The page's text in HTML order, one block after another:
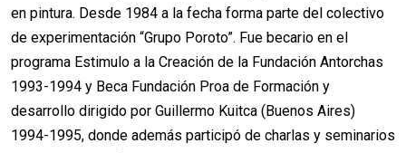
en pintura. Desde 1984 a la fecha forma parte del colectivo
de experimentación “Grupo Poroto”. Fue becario en el
programa Estimulo a la Creación de la Fundación Antorchas
1993-1994 y Beca Fundación Proa de Formación y
desarrollo dirigido por Guillermo Kuitca (Buenos Aires)
1994-1995, donde además participó de charlas y seminarios